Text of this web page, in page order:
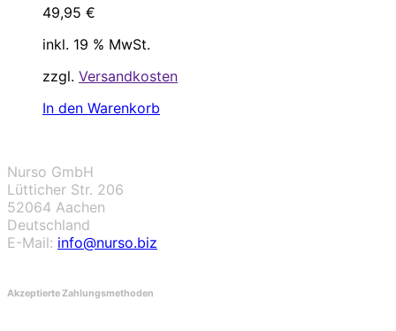
49,95 €
inkl. 19 % MwSt.
zzgl. Versandkosten
In den Warenkorb
Nurso GmbH
Lütticher Str. 206
52064 Aachen
Deutschland
E-Mail: info@nurso.biz
Akzeptierte Zahlungsmethoden